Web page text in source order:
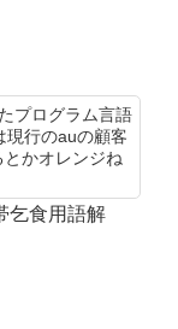
プログラム言語
現行のauの顧客
かオレンジね
乞食用語解